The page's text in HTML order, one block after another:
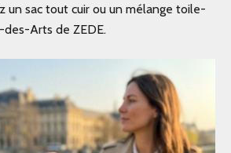
un sac tout cuir ou un mélange toile-
des-Arts de ZEDE.